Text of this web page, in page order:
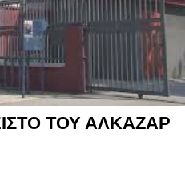
ΤΟΥ ΑΛΚΑΖΑΡ